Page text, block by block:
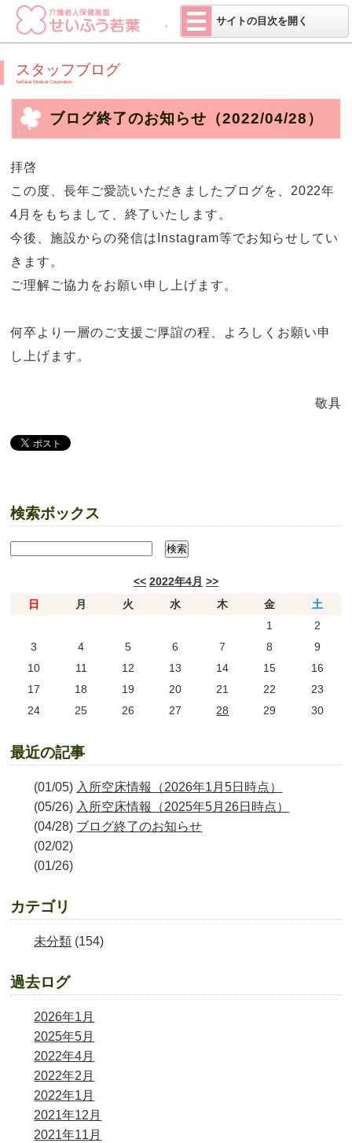
医療法人 せい
サイトの目次を開く
スタッフブログ
Seifukai Medical Corporation
ブログ終了のお知らせ （2022/04/28）
拝啓
この度、長年ご愛読いただきましたブログを、2022年
4月をもちまして、終了いたします。
今後、施設からの発信はInstagram等でお知らせしてい
きます。
ご理解ご協力をお願い申し上げます。
何卒より一層のご支援ご厚誼の程、よろしくお願い申
し上げます。
敬具
検索ボックス
<< 2022年4月 >>
日
月 火 水 木 金
土
1
2
3
4 5 6 7 8
9
10
11 12 13 14 15
16
17
18 19 20 21 22
23
24
25 26 27 28 29 30
最近の記事
(01/05) 入所空床情報（2026年1月5日時点）
(05/26) 入所空床情報（2025年5月26日時点）
(04/28) ブログ終了のお知らせ
(02/02)
(01/26)
カテゴリ
未分類 (154)
過去ログ
2026年1月
2025年5月
2022年4月
2022年2月
2022年1月
2021年12月
2021年11月